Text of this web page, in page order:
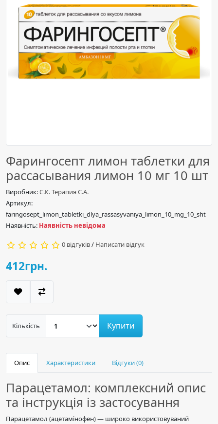
Фарингосепт лимон таблетки для
рассасывания лимон 10 мг 10 шт
Виробник:C.К. Терапия С.А.
Артикул:
faringosept_limon_tabletki_dlya_rassasyvaniya_limon_10_mg_10_sht
Наявність: Наявність невідома
0 відгуків/ Написати відгук
412грн.
Кількість Купити
Опис Характеристики Відгуки (0)
Парацетамол: комплексний опис
та інструкція із застосування
Парацетамол (ацетамінофен) — широко використовуваний